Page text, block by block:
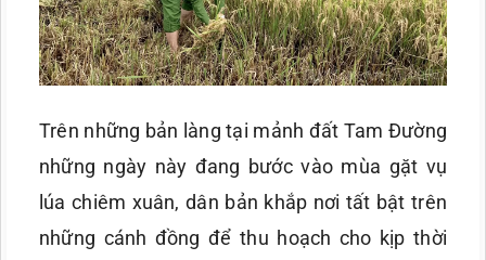
Trên những bản làng tại mảnh đất Tam Đường
những ngày này đang bước vào mùa gặt vụ
lúa chiêm xuân, dân bản khắp nơi tất bật trên
những cánh đồng để thu hoạch cho kịp thời